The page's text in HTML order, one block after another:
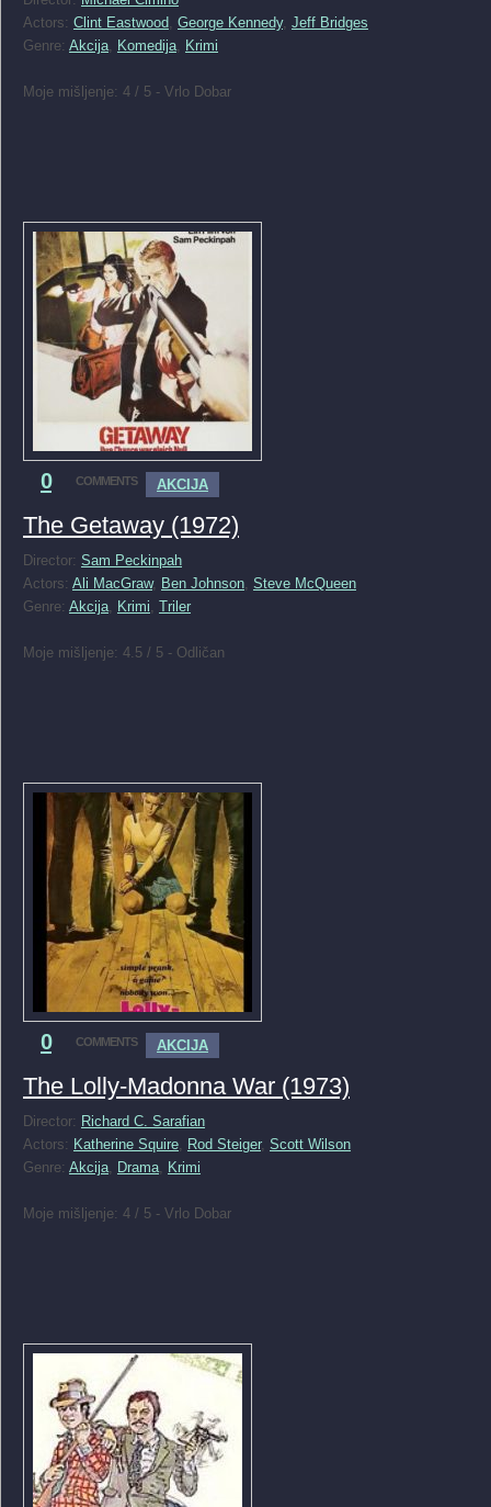
Actors: Clint Eastwood George Kennedy, Jeff Bridges
Genre: Akcija Komedija Krimi
Moje mišljenje: 4 / 5 - Vrlo Dobar
0 COMMENTS AKCIJA
The Getaway (1972)
Director: Sam Peckinpah
Actors: Ali MacGraw, Ben Johnson Steve McQueen
Genre: Akcija Krimi Triler
Moje mišljenje: 4.5 / 5 - Odličan
0 COMMENTS AKCIJA
The Lolly-Madonna War (1973)
Director: Richard C. Sarafian
Actors: Katherine Squire Rod Steiger, Scott Wilson
Genre: Akcija Drama Krimi
Moje mišljenje: 4 / 5 - Vrlo Dobar